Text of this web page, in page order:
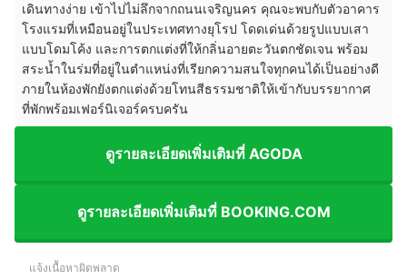
เดินทางง่าย เข้าไปไม่ลึกจากถนนเจริญนคร คุณจะพบกับตัวอาคาร
โรงแรมที่เหมือนอยู่ในประเทศทางยุโรป โดดเด่นด้วยรูปแบบเสา
แบบโดมโค้ง และการตกแต่งที่ให้กลิ่นอายตะวันตกชัดเจน พร้อม
สระน้ำในร่มที่อยู่ในตำแหน่งที่เรียกความสนใจทุกคนได้เป็นอย่างดี
ภายในห้องพักยังตกแต่งด้วยโทนสีธรรมชาติให้เข้ากับบรรยากาศ
ที่พักพร้อมเฟอร์นิเจอร์ครบครัน
ดูรายละเอียดเพิ่มเติมที่ AGODA
ดูรายละเอียดเพิ่มเติมที่ BOOKING.COM
แจ้งเนื้อหาผิดพลาด